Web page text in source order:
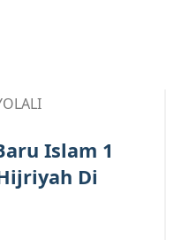
Islam 1
Di